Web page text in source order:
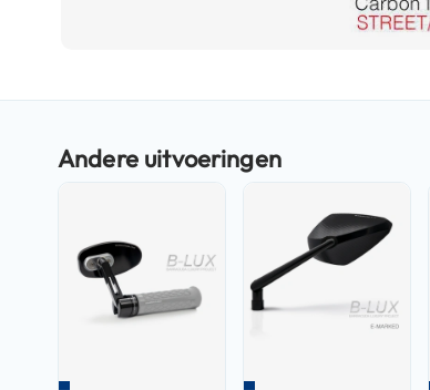
Fashion
Vespa
scooterhelmen
scooterhelmen
scooterhelmen
begin
afbeeldingen-
gallerij